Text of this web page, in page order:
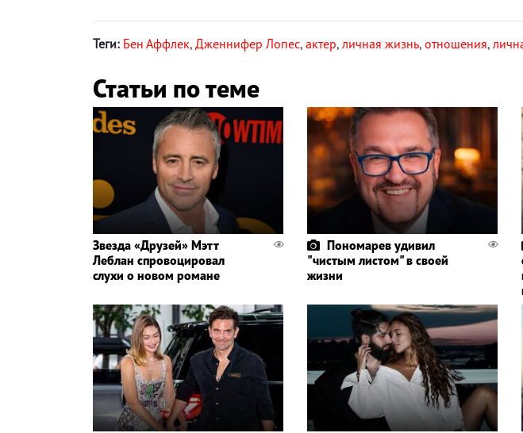
Теги: Бен Аффлек, Дженнифер Лопес, актер, личная жизнь, отношения,
Статьи по теме
Звезда «Друзей» Мэтт
Леблан спровоцировал
слухи о новом романе
Пономарев удивил
"чистым листом" в своей
жизни